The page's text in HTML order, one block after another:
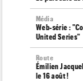
Média
Web-série :
United Series"
Route
Émilien
le 16 août !